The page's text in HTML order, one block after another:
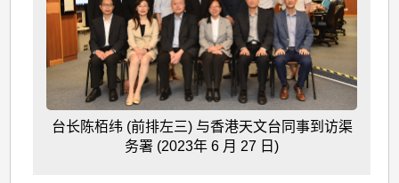
台长陈栢纬 (前排左三) 与香港天文台同事到访渠
务署 (2023年 6 月 27 日)